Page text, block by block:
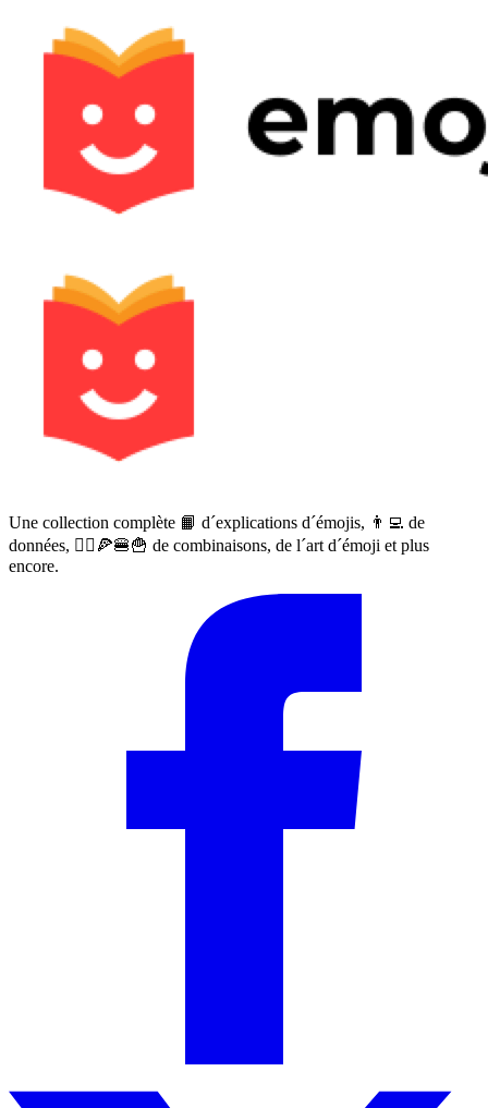
Une collection complète 📙 d´explications d´émojis, 👨‍💻 de
données, 🙅‍♀️🍕🍔🍟 de combinaisons, de l´art d´émoji et plus
encore.